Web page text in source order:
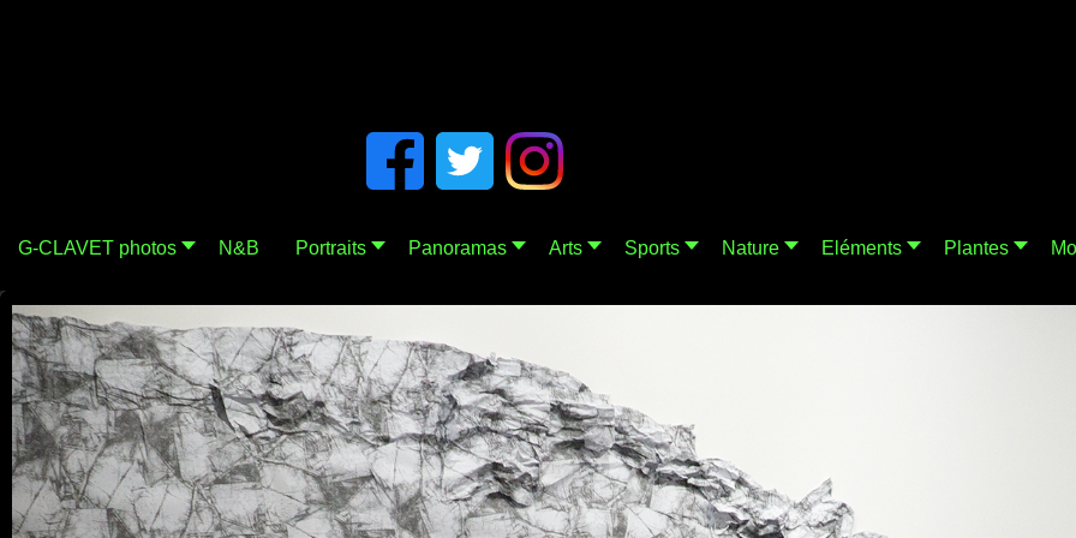
G-CLAVET photos N&B Portraits Panoramas Arts Sports Nature Eléments Plantes